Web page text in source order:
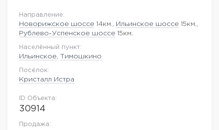
Направление:
Новорижское шоссе 14км., Ильинское шоссе 15км.,
Рублево-Успенское шоссе 15км.
Населённый пункт:
Ильинское Тимошкино
Посёлок:
Кристалл Истра
ID Объекта:
30914
Продажа: